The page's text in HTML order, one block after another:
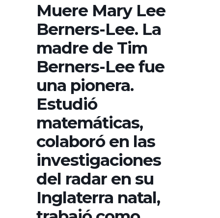
Muere Mary Lee
Berners-Lee. La
madre de Tim
Berners-Lee fue
una pionera.
Estudió
matemáticas,
colaboró en las
investigaciones
del radar en su
Inglaterra natal,